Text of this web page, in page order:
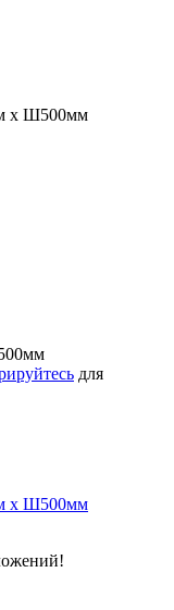
х Ш500мм
для
х Ш500мм